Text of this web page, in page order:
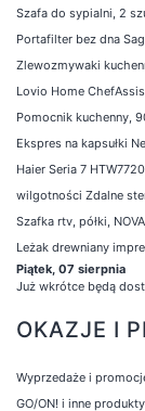
Szafa do sypialni, 2
Portafilter bez dna
Zlewozmywaki
Lovio Home
Pomocnik kuchenny,
Ekspres na kapsułki
Haier Seria 7
wilgotności Zdalne
Szafka rtv, półki,
Leżak drewniany
Piątek, 07 sierpnia
Już wkrótce będą
OKAZJE I
Wyprzedaże i
GO/ON! i inne